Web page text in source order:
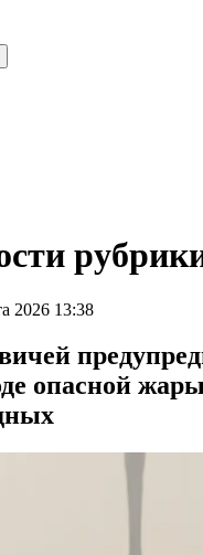
2026 13:38
опасной